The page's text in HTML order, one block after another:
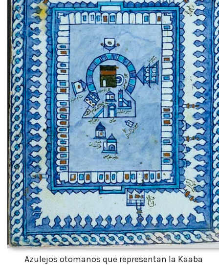
Azulejos otomanos que representan la Kaaba